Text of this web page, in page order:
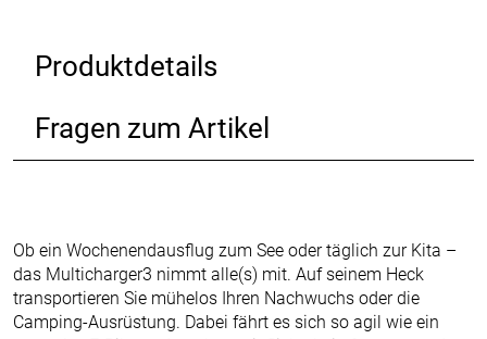
Produktdetails
Fragen zum Artikel
Ob ein Wochenendausflug zum See oder täglich zur Kita –
das Multicharger3 nimmt alle(s) mit. Auf seinem Heck
transportieren Sie mühelos Ihren Nachwuchs oder die
Camping-Ausrüstung. Dabei fährt es sich so agil wie ein